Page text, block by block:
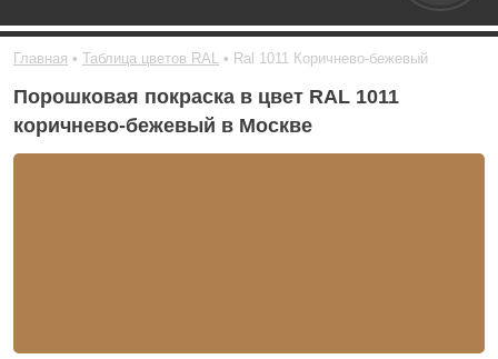
Главная Таблица цветов RAL Ral 1011 Коричнево-бежевый
Порошковая покраска в цвет RAL 1011
коричнево-бежевый в Москве